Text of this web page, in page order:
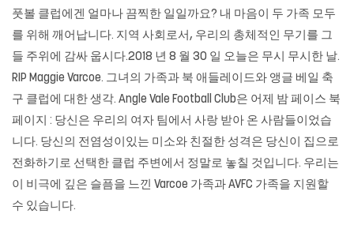
풋볼 클럽에겐 얼마나 끔찍한 일일까요? 내 마음이 두 가족 모두
를 위해 깨어납니다. 지역 사회로서, 우리의 총체적인 무기를 그
들 주위에 감싸 웁시다.2018 년 8 월 30 일 오늘은 무시 무시한 날.
RIP Maggie Varcoe. 그녀의 가족과 북 애들레이드와 앵글 베일 축
구 클럽에 대한 생각. Angle Vale Football Club은 어제 밤 페이스 북
페이지 : 당신은 우리의 여자 팀에서 사랑 받아 온 사람들이었습
니다. 당신의 전염성이있는 미소와 친절한 성격은 당신이 집으로
전화하기로 선택한 클럽 주변에서 정말로 놓칠 것입니다. 우리는
이 비극에 깊은 슬픔을 느낀 Varcoe 가족과 AVFC 가족을 지원할
수 있습니다.